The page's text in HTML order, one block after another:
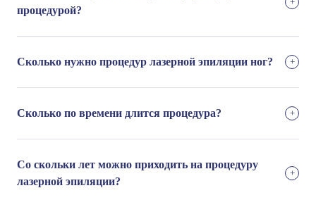
процедурой?
Сколько нужно процедур лазерной эпиляции ног?
Сколько по времени длится процедура?
Со скольки лет можно приходить на процедуру
лазерной эпиляции?